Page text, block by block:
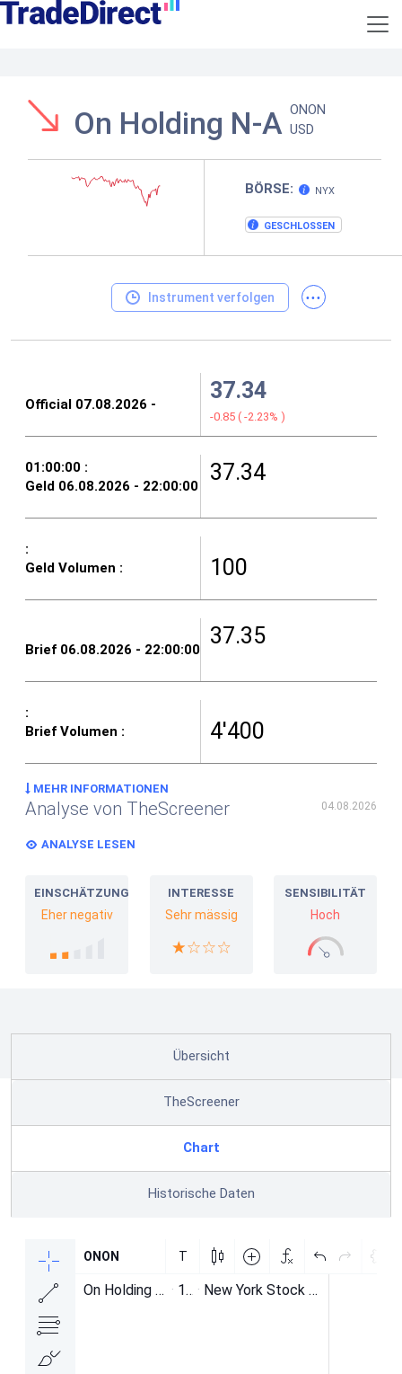
On Holding N-A ONON
USD
BÖRSE: NYX
GESCHLOSSEN
Instrument verfolgen ...
37.34
-0.85 ( -2.23% )
37.34
100
37.35
4'400
MEHR INFORMATIONEN
Analyse von TheScreener 04.08.2026
ANALYSE LESEN
EINSCHÄTZUNG
Eher negativ
INTERESSE
Sehr mässig
SENSIBILITÄT
Hoch
Übersicht
TheScreener
Chart
Historische Daten